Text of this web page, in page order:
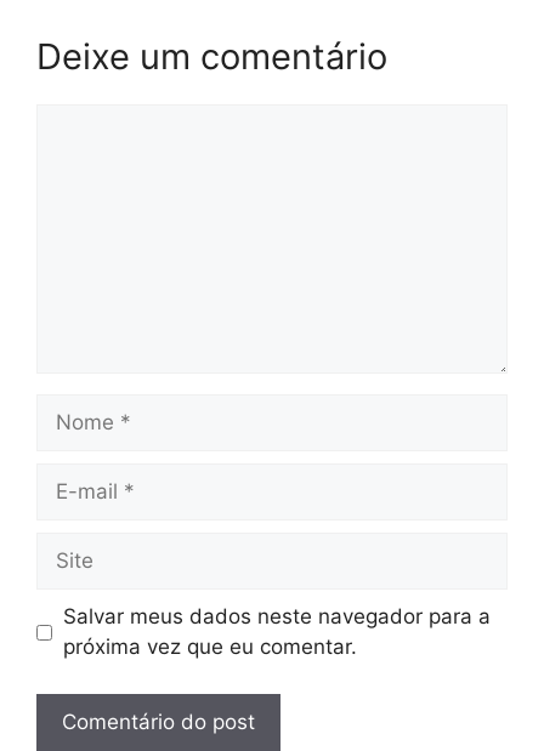
Deixe um comentário
Nome
Site
Salvar meus dados neste navegador para a
próxima vez que eu comentar.